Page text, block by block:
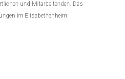
und Mitarbeitenden. Das
im Elisabethenheim: